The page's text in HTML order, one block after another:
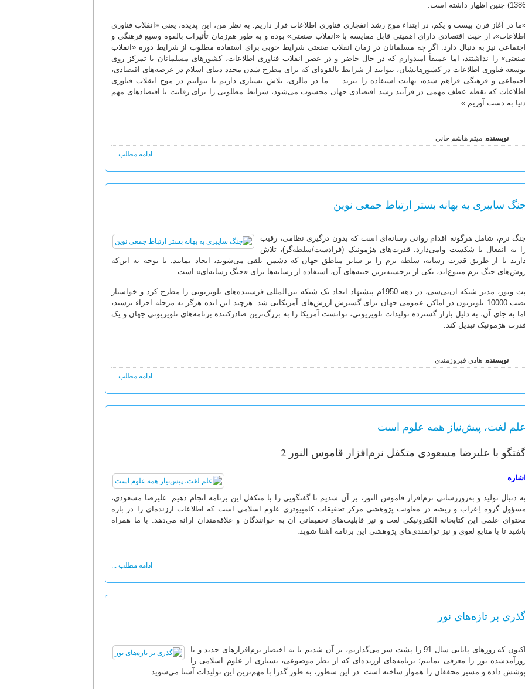
چنین اظهار داشته است:
در آغاز قرن بیست و یکم، در ابتداء موج رشد انفجاری فناوری اطلاعات قرار داریم. به نظر من، این پدیده، یعنی «انقلاب فناوری
اطلاعات»، از حیث اقتصادی دارای اهمیتی قابل مقایسه با «انقلاب صنعتی» بوده و به طور هم‌زمان تأثیرات بالقوه وسیع فرهنگی و
اجتماعی نیز به دنبال دارد. اگر چه مسلمانان در زمان انقلاب صنعتی شرایط خوبی برای استفاده مطلوب از شرایط دوره «انقلاب
صنعتی» را نداشتند، اما عمیقاً امیدوارم که در حال حاضر و در عصر انقلاب فناوری اطلاعات، کشورهای مسلمانان با تمرکز روی
فناوری اطلاعات در کشورهایشان، بتوانند از شرایط بالقوه‌ای که برای مطرح شدن مجدد دنیای اسلام در عرصه‌های اقتصادی،
اجتماعی و فرهنگی فراهم شده، نهایت استفاده را ببرند ... ما در مالزی، تلاش بسیاری داریم تا بتوانیم در موج انقلاب فناوری
اطلاعات که نقطه عطف مهمی در فرآیند رشد اقتصادی جهان محسوب می‌شود، شرایط مطلوبی را برای رقابت با اقتصادهای مهم
دنیا به دست آوریم.»
نویسنده: میثم هاشم خانی
ادامه مطلب ...
جنگ سایبری به بهانه بستر ارتباط جمعی نوین
جنگ نرم، شامل هرگونه اقدام روانی رسانه‌ای است که بدون درگیری نظامی، رقیب
به انفعال یا شکست وامی‌دارد. قدرت‌های هژمونیک (فرادست/سلطه‌گر)، تلاش
دارند تا از طریق قدرت رسانه، سلطه‌ نرم را بر سایر مناطق جهان که دشمن تلقی می‌شوند، ایجاد نمایند. با توجه به این‌که
جنگ نرم متنوع‌اند‌، یکی از برجسته‌ترین جنبه‌های آن، استفاده از رسانه‌ها برای «جنگ رسانه‌ای» است.
پت ویور، مدیر شبکه ان‌بی‌سی، در دهه 1950م پیشنهاد ایجاد یک شبکه‌ بین‌المللی فرستنده‌‌های تلویزیونی را مطرح کرد و خواستار
نصب 10000 تلویزیون در اماکن عمومی جهان برای گسترش ارزش‌های آمریکایی شد. هرچند این ایده هرگز به مرحله‌ اجراء نرسید،
اما به جای آن، به دلیل بازار گسترده تولیدات تلویزیونی، توانست آمریکا را به بزرگ‌ترین صادرکننده برنامه‌های تلویزیونی جهان و یک
هژمونیک تبدیل کند.
نویسنده: هادی فیروزمندی
ادامه مطلب ...
علم لغت، پیش‌نیاز همه علوم است
با علیرضا مسعودی متکفل نرم‌افزار قاموس النور 2
اشاره
به دنبال تولید و به‌روزرسانی نرم‌افزار قاموس النور، بر آن شدیم تا گفتگویی را با متکفل این برنامه انجام دهیم. علیرضا مسعودی،
مسؤول گروه اِعراب و ریشه در معاونت پژوهشی مرکز تحقیقات کامپیوتری علوم اسلامی است که اطلاعات ارزنده‌ای را در باره
محتوای علمی این کتابخانه الکترونیکی لغت و نیز قابلیت‌های تحقیقاتی آن به خوانندگان و علاقه‌مندان ارائه می‌دهد. با ما همراه
باشید تا با منابع لغوی و نیز توانمندی‌های پژوهشی این برنامه آشنا شوید.
ادامه مطلب ...
بر تازه‌های نور
اکنون که روزهای پایانی سال 91 را پشت سر می‌گذاریم، بر آن شدیم تا به ‌اختصار نرم‌افزارهای جدید و یا
نور را معرفی نماییم؛ برنامه‌های ارزنده‌ای که از نظر موضوعی، بسیاری از علوم اسلامی را
پوشش داده و مسیر محققان را هموار ساخته است. در این سطور، به طور گذرا با مهم‌ترین این تولیدات آشنا می‌شوید.